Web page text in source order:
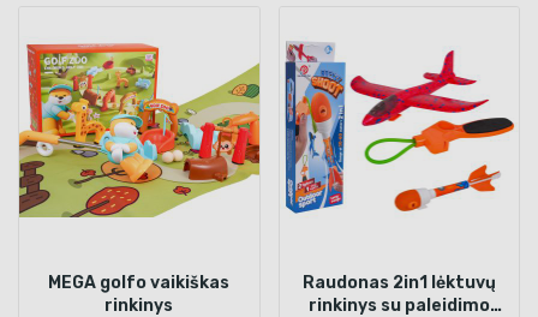
MEGA golfo vaikiškas
rinkinys
Raudonas 2in1 lėktuvų
rinkinys su paleidimo